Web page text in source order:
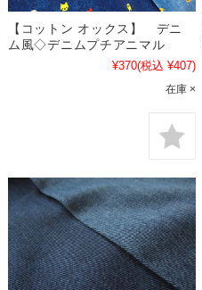
【コットン オックス】 デニ
ム風◇デニムプチアニマル
¥370(税込 ¥407)
在庫 ×